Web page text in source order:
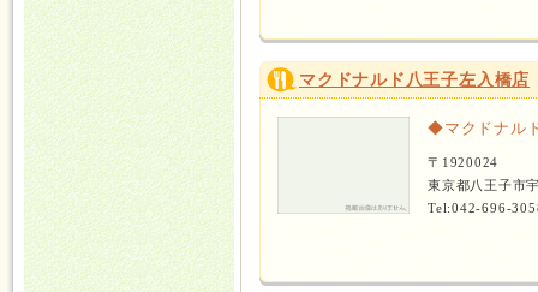
マクドナルド八王子左入橋店
◆マクドナル
〒1920024
東京都八王子市
Tel:042-696-